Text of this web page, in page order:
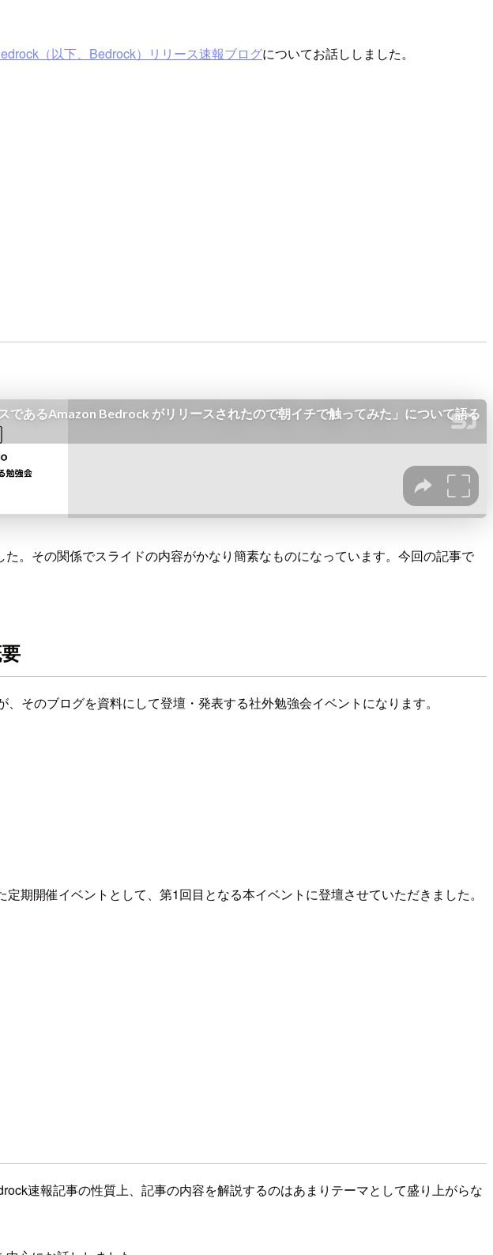
（以下、Bedrock）リリース速報ブログについてお話ししました。
。その関係でスライドの内容がかなり簡素なものになっています。今回の記事で
そのブログを資料にして登壇・発表する社外勉強会イベントになります。
期開催イベントとして、第1回目となる本イベントに登壇させていただきました。
速報記事の性質上、記事の内容を解説するのはあまりテーマとして盛り上がらな